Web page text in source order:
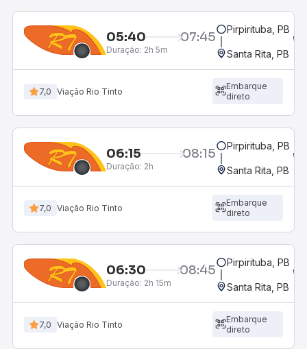
05:40 07:45
Duração: 2h 5m
Pirpirituba, PB
Santa Rita, PB
7,0 Viação Rio Tinto
Embarque
direto
06:15 08:15
Duração: 2h
Pirpirituba, PB
Santa Rita, PB
7,0 Viação Rio Tinto
Embarque
direto
06:30 08:45
Duração: 2h 15m
Pirpirituba, PB
Santa Rita, PB
7,0 Viação Rio Tinto
Embarque
direto